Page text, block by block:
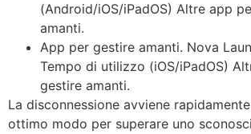
(Android/iOS/iPadOS) Altre app
amanti.
App per gestire amanti. Nova
Tempo di utilizzo (iOS/iPadOS)
gestire amanti.
La disconnessione avviene
ottimo modo per superare uno